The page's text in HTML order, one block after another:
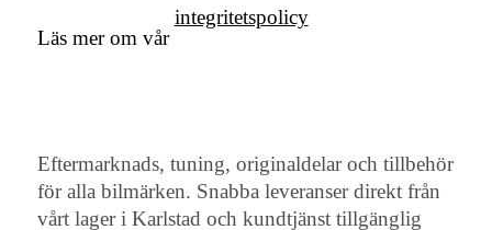
Läs mer om vår
integritetspolicy
Eftermarknads, tuning, originaldelar och tillbehör
för alla bilmärken. Snabba leveranser direkt från
vårt lager i Karlstad och kundtjänst tillgänglig